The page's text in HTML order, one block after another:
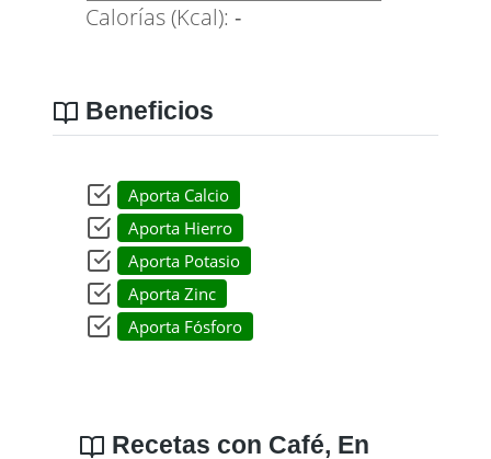
Calorías (Kcal): -
Beneficios
Aporta Calcio
Aporta Hierro
Aporta Potasio
Aporta Zinc
Aporta Fósforo
Recetas con Café, En